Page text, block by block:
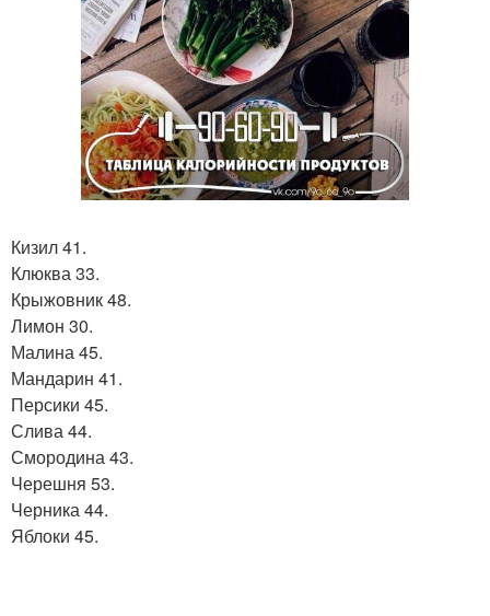
Кизил 41.
Клюква 33.
Крыжовник 48.
Лимон 30.
Малина 45.
Мандарин 41.
Персики 45.
Слива 44.
Смородина 43.
Черешня 53.
Черника 44.
Яблоки 45.